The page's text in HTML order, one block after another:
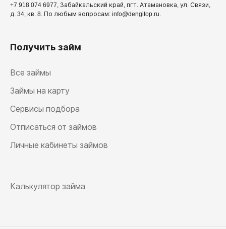
+7 918 074 6977, Забайкальский край, пгт. Атамановка, ул. Связи,
д. 34, кв. 8. По любым вопросам: info@dengitop.ru.
Получить займ
Все займы
Займы на карту
Сервисы подбора
Отписаться от займов
Личные кабинеты займов
Калькулятор займа